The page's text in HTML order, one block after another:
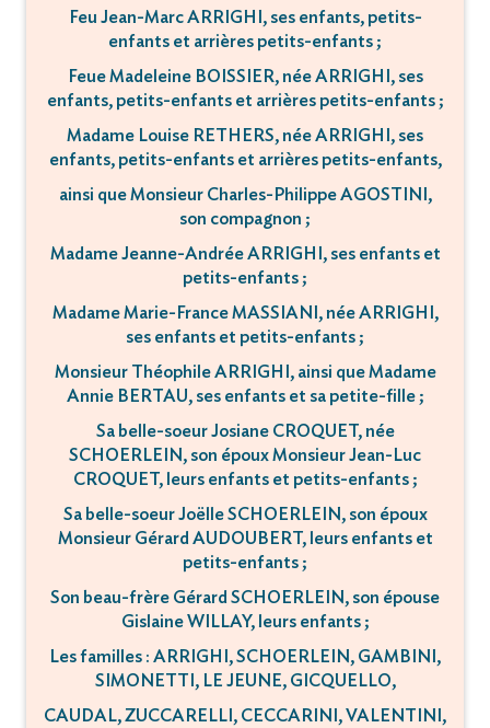
Feu Jean-Marc ARRIGHI, ses enfants, petits-
enfants et arrières petits-enfants ;
Feue Madeleine BOISSIER, née ARRIGHI, ses
enfants, petits-enfants et arrières petits-enfants ;
Madame Louise RETHERS, née ARRIGHI, ses
enfants, petits-enfants et arrières petits-enfants,
ainsi que Monsieur Charles-Philippe AGOSTINI,
son compagnon ;
Madame Jeanne-Andrée ARRIGHI, ses enfants et
petits-enfants ;
Madame Marie-France MASSIANI, née ARRIGHI,
ses enfants et petits-enfants ;
Monsieur Théophile ARRIGHI, ainsi que Madame
Annie BERTAU, ses enfants et sa petite-fille ;
Sa belle-soeur Josiane CROQUET, née
SCHOERLEIN, son époux Monsieur Jean-Luc
CROQUET, leurs enfants et petits-enfants ;
Sa belle-soeur Joëlle SCHOERLEIN, son époux
Monsieur Gérard AUDOUBERT, leurs enfants et
petits-enfants ;
Son beau-frère Gérard SCHOERLEIN, son épouse
Gislaine WILLAY, leurs enfants ;
Les familles : ARRIGHI, SCHOERLEIN, GAMBINI,
SIMONETTI, LE JEUNE, GICQUELLO,
CAUDAL, ZUCCARELLI, CECCARINI, VALENTINI,